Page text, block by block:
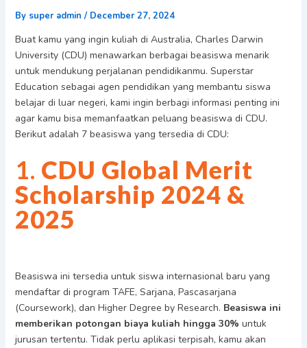
By super admin / December 27, 2024
Buat kamu yang ingin kuliah di Australia, Charles Darwin
University (CDU) menawarkan berbagai beasiswa menarik
untuk mendukung perjalanan pendidikanmu. Superstar
Education sebagai agen pendidikan yang membantu siswa
belajar di luar negeri, kami ingin berbagi informasi penting ini
agar kamu bisa memanfaatkan peluang beasiswa di CDU.
Berikut adalah 7 beasiswa yang tersedia di CDU:
1. CDU Global Merit
Scholarship 2024 &
2025
Beasiswa ini tersedia untuk siswa internasional baru yang
mendaftar di program TAFE, Sarjana, Pascasarjana
(Coursework), dan Higher Degree by Research. Beasiswa ini
memberikan potongan biaya kuliah hingga 30% untuk
jurusan tertentu. Tidak perlu aplikasi terpisah, kamu akan